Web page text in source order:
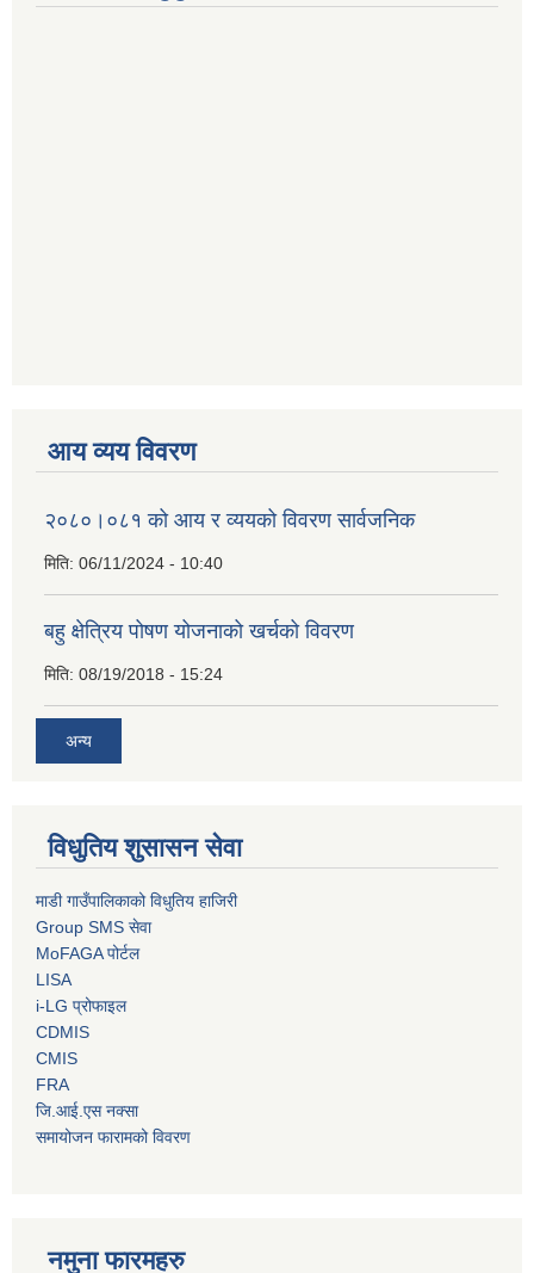
आय व्यय विवरण
२०८०।०८१ को आय र व्ययको विवरण सार्वजनिक
मिति: 06/11/2024 - 10:40
बहु क्षेत्रिय पोषण योजनाको खर्चको विवरण
मिति: 08/19/2018 - 15:24
अन्य
विधुतिय शुसासन सेवा
माडी गाउँपालिकाको विधुतिय हाजिरी
Group SMS सेवा
MoFAGA पोर्टल
LISA
i-LG प्रोफाइल
CDMIS
CMIS
FRA
जि.आई.एस नक्सा
समायोजन फारामको विवरण
नमुना फारमहरु